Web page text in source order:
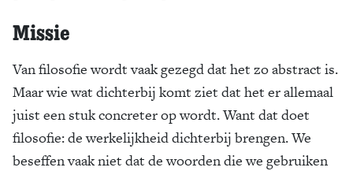
Missie
Van filosofie wordt vaak gezegd dat het zo abstract is.
Maar wie wat dichterbij komt ziet dat het er allemaal
juist een stuk concreter op wordt. Want dat doet
filosofie: de werkelijkheid dichterbij brengen. We
beseffen vaak niet dat de woorden die we gebruiken